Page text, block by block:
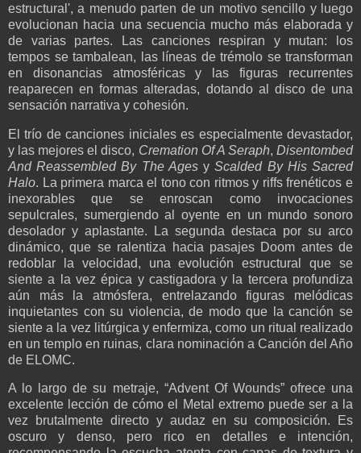
estructural', a menudo parten de un motivo sencillo y luego
evolucionan hacia una secuencia mucho más elaborada y
de varias partes. Las canciones respiran y mutan: los
tempos se tambalean, las líneas de trémolo se transforman
en disonancias atmosféricas y las figuras recurrentes
reaparecen en formas alteradas, dotando al disco de una
sensación narrativa y cohesión.
El trío de canciones iniciales es especialmente devastador,
y las mejores el disco, Cremation Of A Seraph,Disentombed
And Reassembled By The AgesyScalded By His Sacred
Halo. La primera marca el tono con ritmos y riffs frenéticos e
inexorables que se enroscan como invocaciones
sepulcrales, sumergiendo al oyente en un mundo sonoro
desolador y aplastante. La segunda destaca por su arco
dinámico, que se ralentiza hacia pasajes Doom antes de
redoblar la velocidad, una evolución estructural que se
siente a la vez épica y castigadora y la tercera profundiza
aún más la atmósfera, entrelazando figuras melódicas
inquietantes con su violencia, de modo que la canción se
siente a la vez litúrgica y enfermiza, como un ritual realizado
en un templo en ruinas, clara nominación a Canción del Año
de ELOMC.
A lo largo de su metraje, “Advent Of Wounds” ofrece una
excelente lección de cómo el Metal extremo puede ser a la
vez brutalmente directo y audaz en su composición. Es
oscuro y denso, pero rico en detalles e intención,